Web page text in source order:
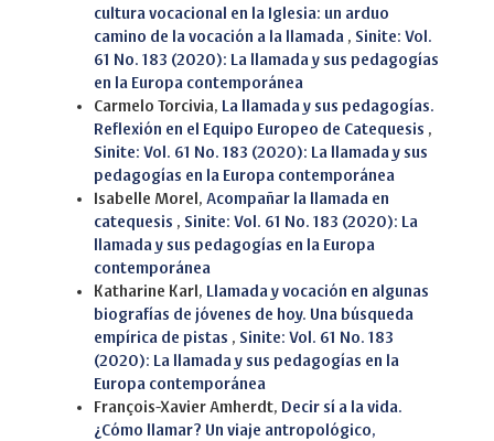
cultura vocacional en la Iglesia: un arduo
camino de la vocación a la llamada , Sinite: Vol.
61 No. 183 (2020): La llamada y sus pedagogías
en la Europa contemporánea
Carmelo Torcivia, La llamada y sus pedagogías.
Reflexión en el Equipo Europeo de Catequesis ,
Sinite: Vol. 61 No. 183 (2020): La llamada y sus
pedagogías en la Europa contemporánea
Isabelle Morel, Acompañar la llamada en
catequesis , Sinite: Vol. 61 No. 183 (2020): La
llamada y sus pedagogías en la Europa
contemporánea
Katharine Karl, Llamada y vocación en algunas
biografías de jóvenes de hoy. Una búsqueda
empírica de pistas , Sinite: Vol. 61 No. 183
(2020): La llamada y sus pedagogías en la
Europa contemporánea
François-Xavier Amherdt, Decir sí a la vida.
¿Cómo llamar? Un viaje antropológico,